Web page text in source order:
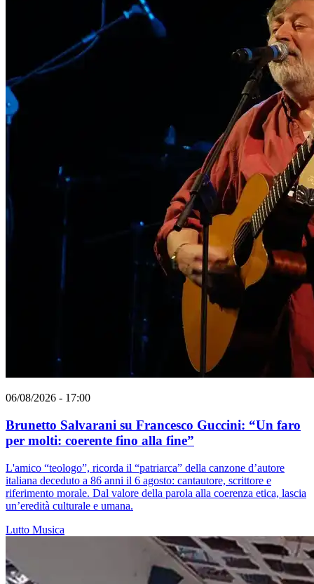
06/08/2026 - 17:00
Brunetto Salvarani su Francesco Guccini: “Un faro
per molti: coerente fino alla fine”
L'amico “teologo”, ricorda il “patriarca” della canzone d’autore
italiana deceduto a 86 anni il 6 agosto: cantautore, scrittore e
riferimento morale. Dal valore della parola alla coerenza etica, lascia
un’eredità culturale e umana.
Lutto Musica